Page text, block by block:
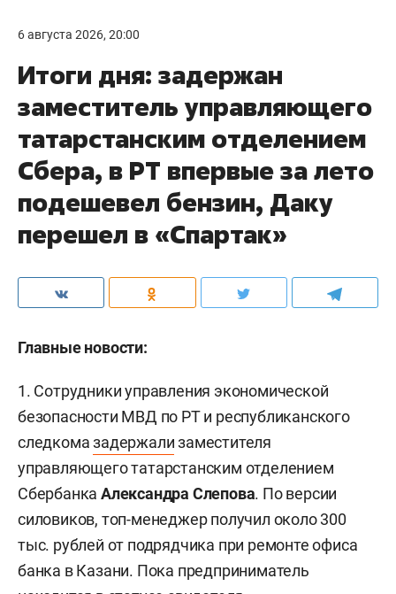
6 августа 2026, 20:00
Итоги дня: задержан
заместитель управляющего
татарстанским отделением
Сбера, в РТ впервые за лето
подешевел бензин, Даку
перешел в «Спартак»
Главные новости:
1. Сотрудники управления экономической
безопасности МВД по РТ и республиканского
следкомазадержализаместителя
управляющего татарстанским отделением
СбербанкаАлександра Слепова. По версии
силовиков, топ-менеджер получил около 300
тыс. рублей от подрядчика при ремонте офиса
банка в Казани. Пока предприниматель